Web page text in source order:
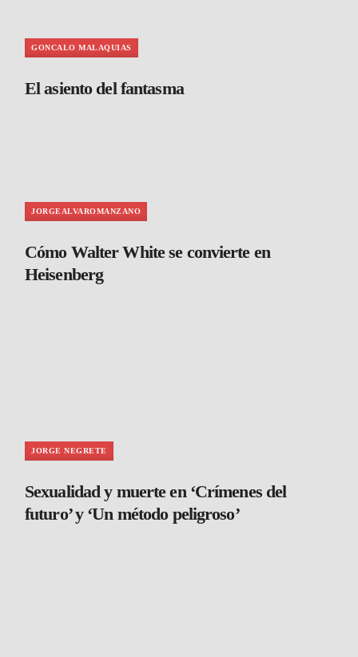
GONCALO MALAQUIAS
El asiento del fantasma
JORGEALVAROMANZANO
Cómo Walter White se convierte en
Heisenberg
JORGE NEGRETE
Sexualidad y muerte en ‘Crímenes del
futuro’ y ‘Un método peligroso’